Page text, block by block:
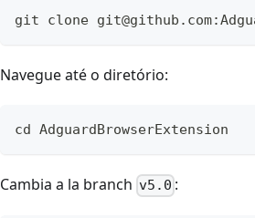
git clone
Navegue até o diretório:
cd AdguardBrowserExtension
Cambia a la branch v5.0 :